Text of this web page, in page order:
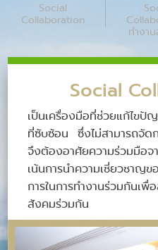
Social
Collaboration
ทำงา
Social
เป็นเครื่องมือที่ช่วยแก้ไข
ที่ซับซ้อน ซึ่งไม่สามารถจัด
จึงต้องอาศัยความร่วมมือ
เน้นการนำความเชี่ยวชาญ
การในการทำงานร่วมกันเ
สังคมร่วมกัน